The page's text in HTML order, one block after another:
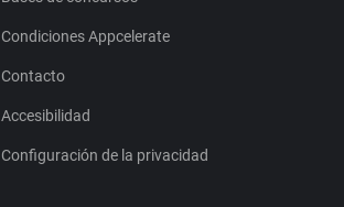
Condiciones Appcelerate
Contacto
Accesibilidad
Configuración de la privacidad